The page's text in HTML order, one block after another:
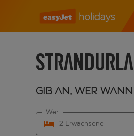
Gib an, wer
2 Erwachsene
Wer